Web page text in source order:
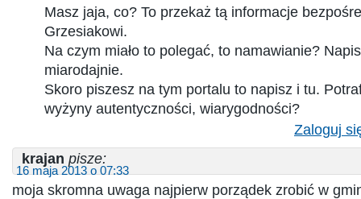
Masz jaja, co? To przekaż tą informacje
Grzesiakowi.
Na czym miało to polegać, to namawianie?
miarodajnie.
Skoro piszesz na tym portalu to napisz i tu.
wyżyny autentyczności, wiarygodności?
Zaloguj
krajan pisze:
16 maja 2013 o 07:33
moja skromna uwaga najpierw porządek zrobić w